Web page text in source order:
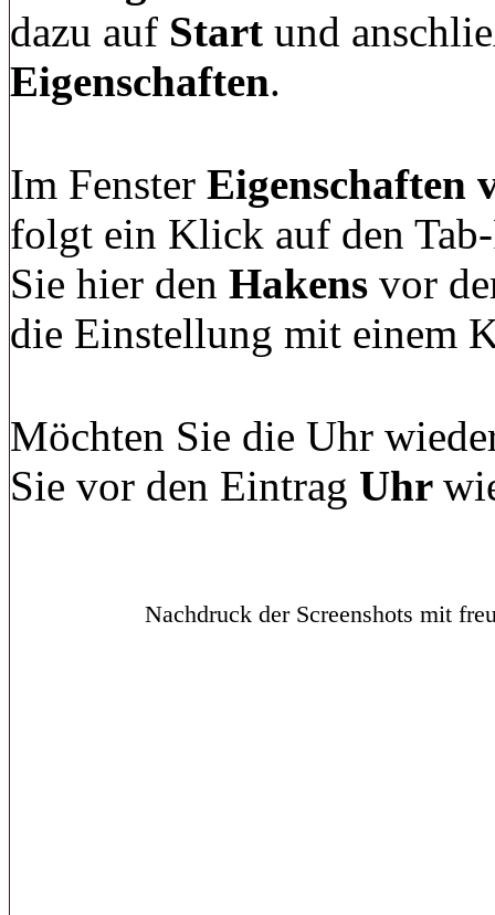
dazu auf Start und
Eigenschaften.
Im Fenster Eigenschaften
folgt ein Klick auf den
Sie hier den Hakens vor
die Einstellung mit einem
Möchten Sie die Uhr
Sie vor den Eintrag Uhr
Nachdruck der Screenshots mit